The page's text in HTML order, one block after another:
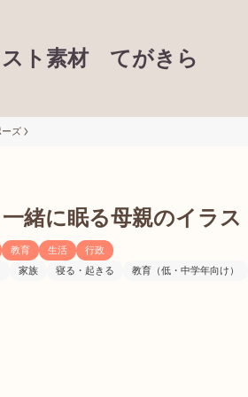
スト素材 てがきら
ーズ
緒に眠る母親のイラス
教育 生活
行政
家族 寝る・起きる 教育（低・中学年向け）